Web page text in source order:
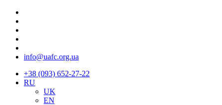
info@uafc.org.ua
+38 (093) 652-27-22
RU
UK
EN